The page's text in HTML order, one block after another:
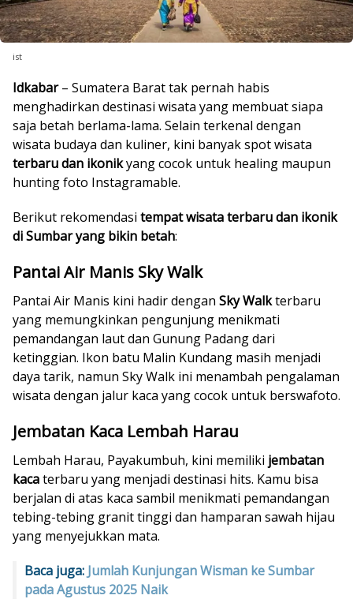
ist
Idkabar– Sumatera Barat tak pernah habis
menghadirkan destinasi wisata yang membuat siapa
saja betah berlama-lama. Selain terkenal dengan
wisata budaya dan kuliner, kini banyak spot wisata
terbaru dan ikonikyang cocok untuk healing maupun
hunting foto Instagramable.
Berikut rekomendasi tempat wisata terbaru dan ikonik
di Sumbar yang bikin betah:
Pantai Air Manis Sky Walk
Pantai Air Manis kini hadir dengan Sky Walkterbaru
yang memungkinkan pengunjung menikmati
pemandangan laut dan Gunung Padang dari
ketinggian. Ikon batu Malin Kundang masih menjadi
daya tarik, namun Sky Walk ini menambah pengalaman
wisata dengan jalur kaca yang cocok untuk berswafoto.
Jembatan Kaca Lembah Harau
Lembah Harau, Payakumbuh, kini memiliki jembatan
kacaterbaru yang menjadi destinasi hits. Kamu bisa
berjalan di atas kaca sambil menikmati pemandangan
tebing-tebing granit tinggi dan hamparan sawah hijau
yang menyejukkan mata.
Baca juga: Jumlah Kunjungan Wisman ke Sumbar
pada Agustus 2025 Naik